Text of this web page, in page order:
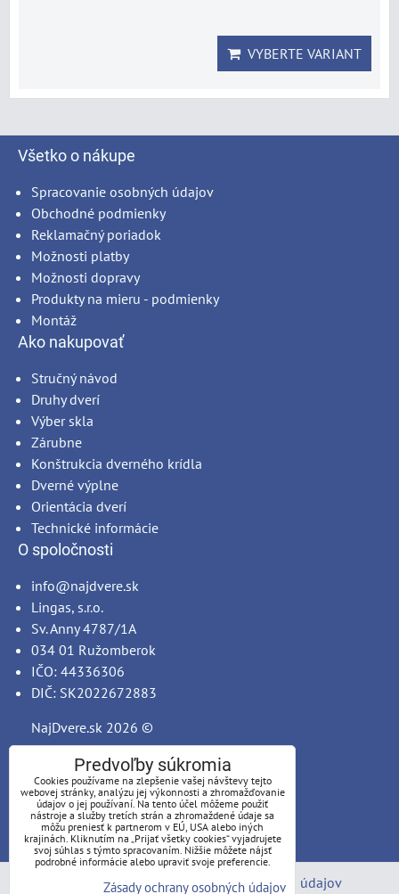
VYBERTE VARIANT
Všetko o nákupe
Spracovanie osobných údajov
Obchodné podmienky
Reklamačný poriadok
Možnosti platby
Možnosti dopravy
Produkty na mieru - podmienky
Montáž
Ako nakupovať
Stručný návod
Druhy dverí
Výber skla
Zárubne
Konštrukcia dverného krídla
Dverné výplne
Orientácia dverí
Technické informácie
O spoločnosti
info@najdvere.sk
Lingas, s.r.o.
Sv. Anny 4787/1A
034 01 Ružomberok
IČO: 44336306
DIČ: SK2022672883
NajDvere.sk 2026 ©
Predvoľby súkromia Zásady ochrany osobných údajov
Predvoľby súkromia
Cookies používame na zlepšenie vašej návštevy tejto
webovej stránky, analýzu jej výkonnosti a zhromažďovanie
údajov o jej používaní. Na tento účel môžeme použiť
nástroje a služby tretích strán a zhromaždené údaje sa
môžu preniesť k partnerom v EÚ, USA alebo iných
krajinách. Kliknutím na „Prijať všetky cookies“ vyjadrujete
svoj súhlas s týmto spracovaním. Nižšie môžete nájsť
podrobné informácie alebo upraviť svoje preferencie.
Zásady ochrany osobných údajov